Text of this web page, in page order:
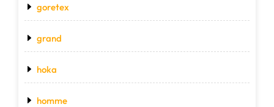
goretex
grand
hoka
homme